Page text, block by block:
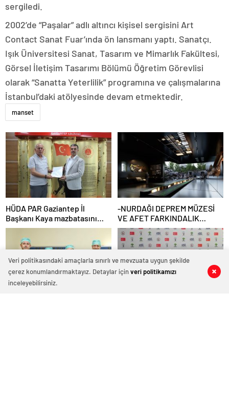
0 0
0 0
sergiledi.
2002’de “Paşalar” adlı altıncı kişisel sergisini Art
Contact Sanat Fuar’ında ön lansmanı yaptı. Sanatçı.
Işık Üniversitesi Sanat, Tasarım ve Mimarlık Fakültesi,
Görsel İletişim Tasarımı Bölümü Öğretim Görevlisi
olarak “Sanatta Yeterlilik” programına ve çalışmalarına
İstanbul’daki atölyesinde devam etmektedir.
manset
HÜDA PAR Gaziantep İl
Başkanı Kaya mazbatasını
alarak göreve başladı
-NURDAĞI DEPREM MÜZESİ
VE AFET FARKINDALIK
MERKEZİ İÇİN İŞ BİRLİĞİ
PROTOKOLÜ İMZALANDI
Veri politikasındaki amaçlarla sınırlı ve mevzuata uygun şekilde
çerez konumlandırmaktayız. Detaylar içinveri politikamızı
inceleyebilirsiniz.